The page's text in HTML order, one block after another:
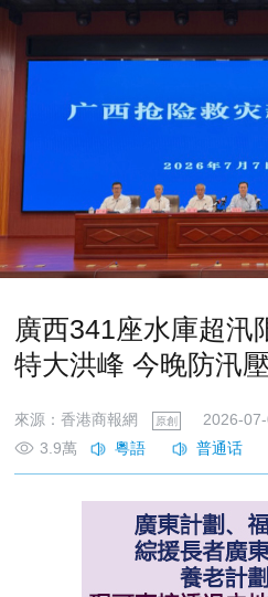
廣西341座水庫超汛
特大洪峰 今晚防汛
來源：香港商報網 原創
2026-
3.9萬